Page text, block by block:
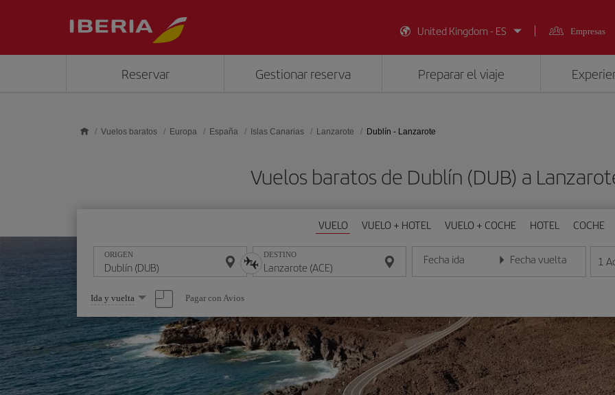
United Kingdom - ES
Empresas
Reservar Gestionar reserva Preparar el viaje
Vuelos baratos Europa España Islas Canarias Lanzarote Dublín - Lanzarote
Vuelos baratos de Dublín (DUB) a
VUELO VUELO + HOTEL VUELO + COCHE HOTEL COCHE
ORIGEN DESTINO Fecha ida
Introduce la fecha en formato día/mes/año
Fecha vuelta
Introduce la fecha en 1
Seleccione
una
opción
Ida y vuelta Pagar con Avios